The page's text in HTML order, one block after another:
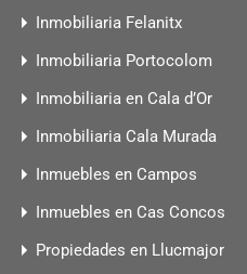
Inmobiliaria Felanitx
Inmobiliaria Portocolom
Inmobiliaria en Cala d’Or
Inmobiliaria Cala Murada
Inmuebles en Campos
Inmuebles en Cas Concos
Propiedades en Llucmajor